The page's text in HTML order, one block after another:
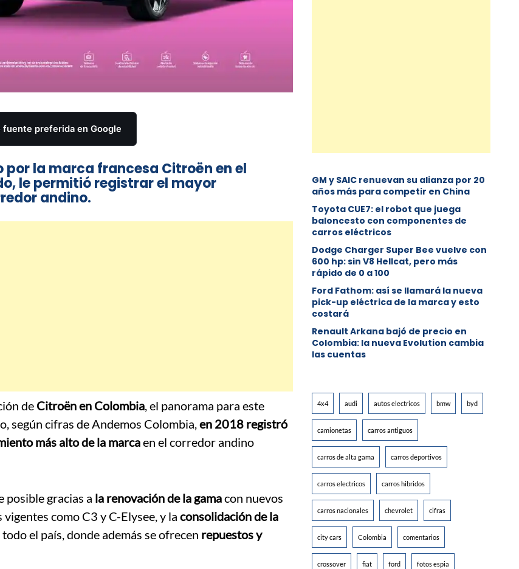
fuente preferida en Google
la marca francesa Citroën en el
le permitió registrar el mayor
andino.
de Citroën en Colombia, el panorama para este
según cifras de Andemos Colombia,en 2018 registró
más alto de la marcaen el corredor andino
posible gracias a la renovación de la gamacon nuevos
como C3 y C-Elysee, y la consolidación de la
el país, donde además se ofrecen repuestos y
GM y SAIC renuevan su alianza por 20
años más para competir en China
Toyota CUE7: el robot que juega
baloncesto con componentes de
carros eléctricos
Dodge Charger Super Bee vuelve con
600 hp: sin V8 Hellcat, pero más
rápido de 0 a 100
Ford Fathom: así se llamará la nueva
pick-up eléctrica de la marca y esto
costará
Renault Arkana bajó de precio en
Colombia: la nueva Evolution cambia
las cuentas
4x4 audi autos electricos bmw byd
camionetas carros antiguos
carros de alta gama carros deportivos
carros electricos carros hibridos
carros nacionales chevrolet cifras
city cars Colombia comentarios
crossover fiat ford fotos espia